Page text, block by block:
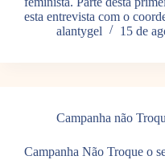
esta entrevista com o
alantygel
15 de
Campanha não
Campanha Não Troque o